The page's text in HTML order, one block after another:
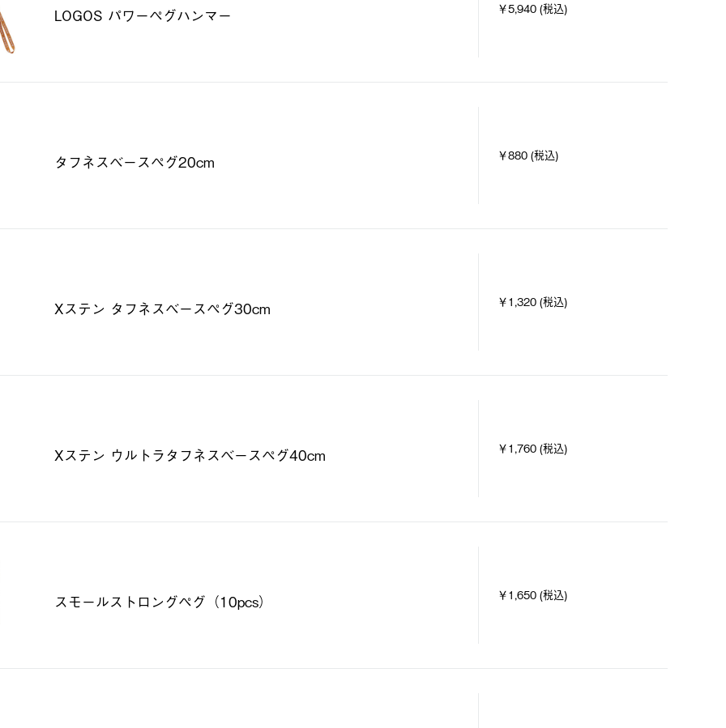
LOGOS パワーペグハンマー ￥5,940 (税込)
タフネスベースペグ20cm ￥880 (税込)
Xステン タフネスベースペグ30cm ￥1,320 (税込)
Xステン ウルトラタフネスベースペグ40cm ￥1,760 (税込)
スモールストロングペグ（10pcs） ￥1,650 (税込)